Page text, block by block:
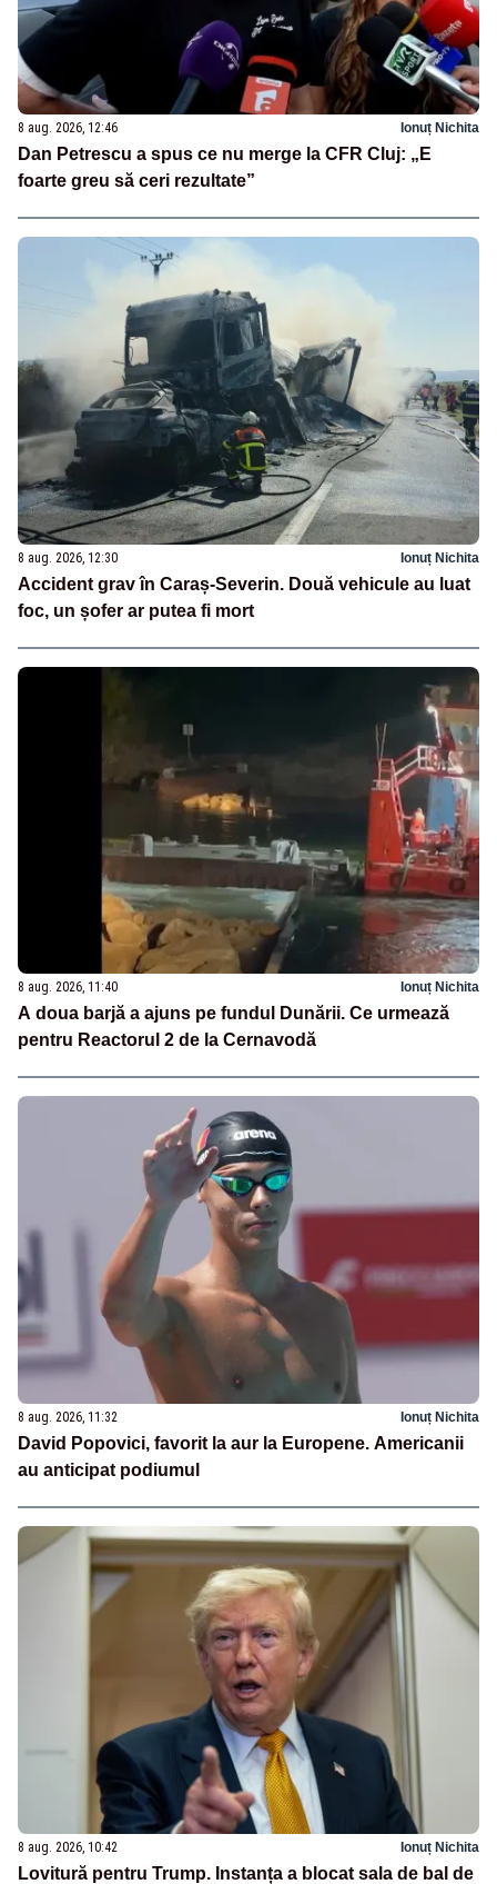
8 aug. 2026, 12:46 Ionuț Nichita
Dan Petrescu a spus ce nu merge la CFR Cluj: „E
foarte greu să ceri rezultate”
8 aug. 2026, 12:30 Ionuț Nichita
Accident grav în Caraș-Severin. Două vehicule au luat
foc, un șofer ar putea fi mort
8 aug. 2026, 11:40 Ionuț Nichita
A doua barjă a ajuns pe fundul Dunării. Ce urmează
pentru Reactorul 2 de la Cernavodă
8 aug. 2026, 11:32 Ionuț Nichita
David Popovici, favorit la aur la Europene. Americanii
au anticipat podiumul
8 aug. 2026, 10:42 Ionuț Nichita
Lovitură pentru Trump. Instanța a blocat sala de bal de